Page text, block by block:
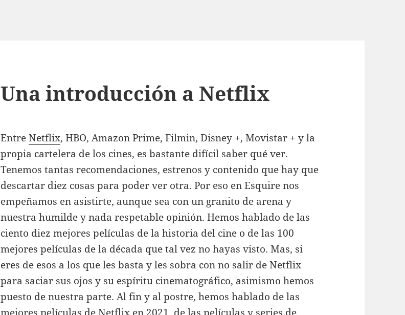
Una introducción a Netflix
EntreNetflix, HBO, Amazon Prime, Filmin, Disney +, Movistar + y la
propia cartelera de los cines, es bastante difícil saber qué ver.
Tenemos tantas recomendaciones, estrenos y contenido que hay que
descartar diez cosas para poder ver otra. Por eso en Esquire nos
empeñamos en asistirte, aunque sea con un granito de arena y
nuestra humilde y nada respetable opinión. Hemos hablado de las
ciento diez mejores películas de la historia del cine o de las 100
mejores películas de la década que tal vez no hayas visto. Mas, si
eres de esos a los que les basta y les sobra con no salir de Netflix
para saciar sus ojos y su espíritu cinematográfico, asimismo hemos
puesto de nuestra parte. Al fin y al postre, hemos hablado de las